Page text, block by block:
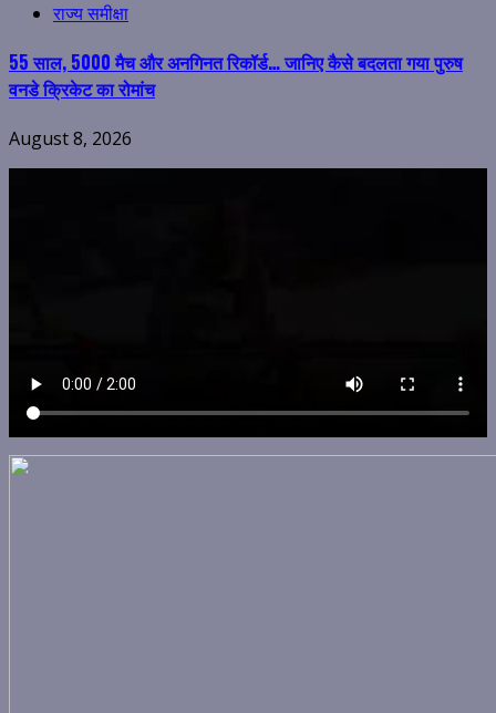
राज्य समीक्षा
55 साल, 5000 मैच और अनगिनत रिकॉर्ड… जानिए कैसे बदलता गया पुरुष
वनडे क्रिकेट का रोमांच
August 8, 2026